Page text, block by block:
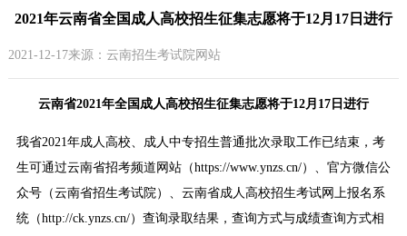
2021年云南省全国成人高校招生征集志愿将于12月17日进行
2021-12-17来源：云南招生考试院网站
云南省2021年全国成人高校招生征集志愿将于12月17日进行
我省2021年成人高校、成人中专招生普通批次录取工作已结束，考
生可通过云南省招考频道网站（https://www.ynzs.cn/）、官方微信公
众号（云南省招生考试院）、云南省成人高校招生考试网上报名系
统（http://ck.ynzs.cn/）查询录取结果，查询方式与成绩查询方式相